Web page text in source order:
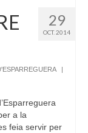
29
OCT. 2014
a la
feia servir per